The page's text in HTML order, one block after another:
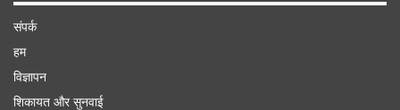
संपर्क
हम
विज्ञापन
शिकायत और सुनवाई